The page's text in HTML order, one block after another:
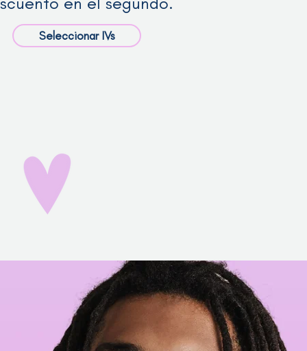
Seleccionar IVs